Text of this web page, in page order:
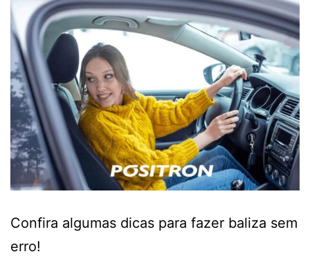
Confira algumas dicas para fazer baliza sem
erro!